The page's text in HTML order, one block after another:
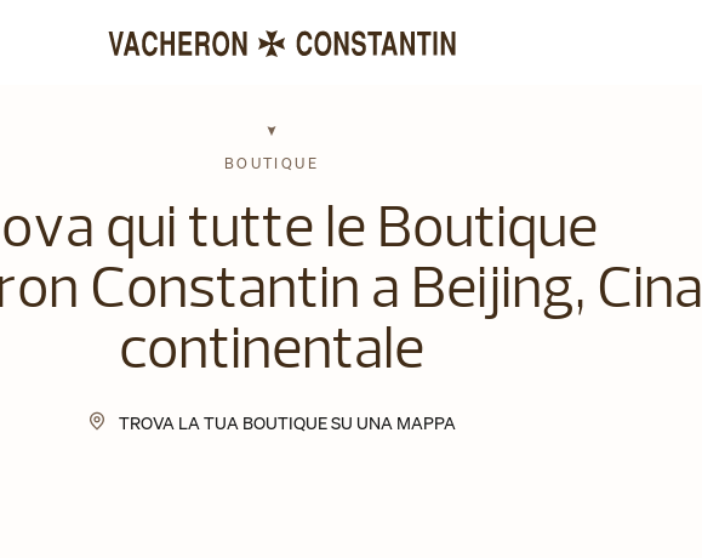
BOUTIQUE
qui tutte le Boutique
Constantin a Beijing, Cina
continentale
TROVA LA TUA BOUTIQUE SU UNA MAPPA